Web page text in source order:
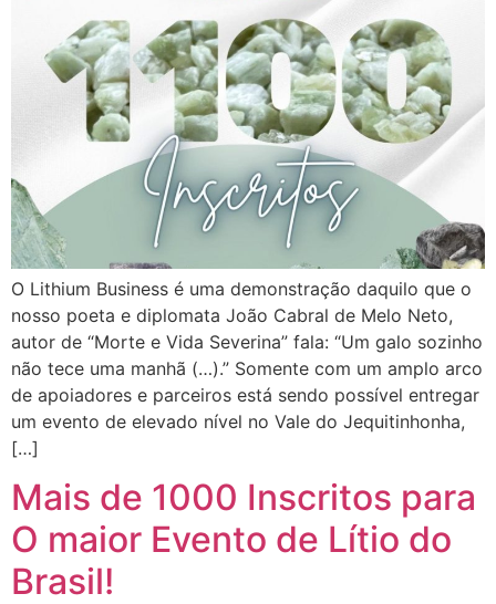
O Lithium Business é uma demonstração daquilo que o
nosso poeta e diplomata João Cabral de Melo Neto,
autor de “Morte e Vida Severina” fala: “Um galo sozinho
não tece uma manhã (…).” Somente com um amplo arco
de apoiadores e parceiros está sendo possível entregar
um evento de elevado nível no Vale do Jequitinhonha,
[…]
Mais de 1000 Inscritos para
O maior Evento de Lítio do
Brasil!